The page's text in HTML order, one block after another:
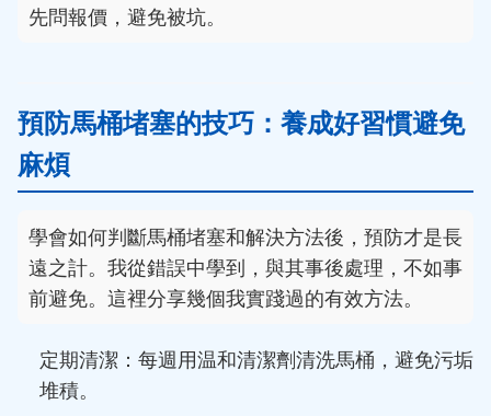
先問報價，避免被坑。
預防馬桶堵塞的技巧：養成好習慣避免
麻煩
學會如何判斷馬桶堵塞和解決方法後，預防才是長
遠之計。我從錯誤中學到，與其事後處理，不如事
前避免。這裡分享幾個我實踐過的有效方法。
定期清潔：每週用温和清潔劑清洗馬桶，避免污垢
堆積。